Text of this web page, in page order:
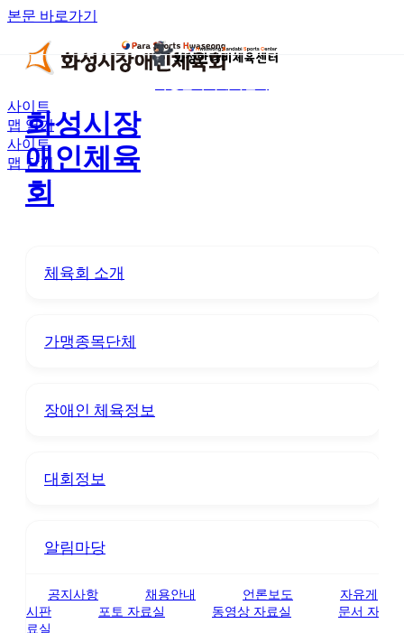
본문 바로가기
화성시장
애인체육
회
사이트
맵 열기
사이트
맵 닫기
체육회 소개
가맹종목단체
장애인 체육정보
대회정보
알림마당
공지사항 채용안내 언론보도
자유게
시판
포토 자료실 동영상 자료실
문서 자
료실